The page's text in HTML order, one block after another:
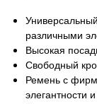
различными
Высокая
Свободный
Ремень с
элегантности